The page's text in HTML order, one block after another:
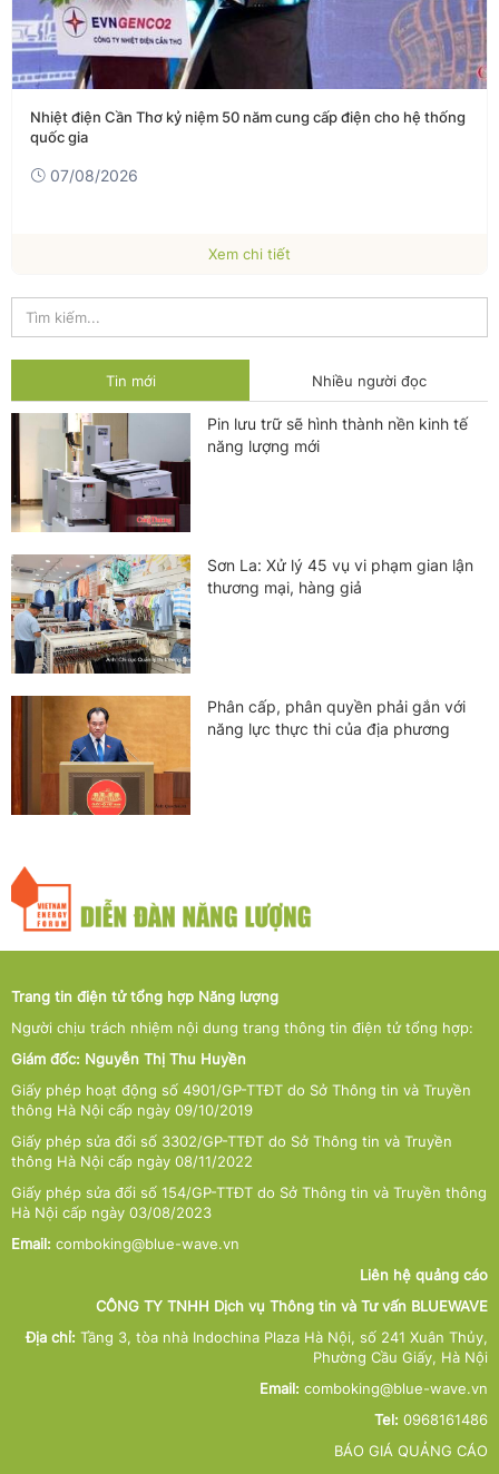
Nhiệt điện Cần Thơ kỷ niệm 50 năm cung cấp điện cho hệ thống
quốc gia
07/08/2026
Xem chi tiết
Tin mới Nhiều người đọc
Pin lưu trữ sẽ hình thành nền kinh tế
năng lượng mới
Sơn La: Xử lý 45 vụ vi phạm gian lận
thương mại, hàng giả
Phân cấp, phân quyền phải gắn với
năng lực thực thi của địa phương
Trang tin điện tử tổng hợp Năng lượng
Người chịu trách nhiệm nội dung trang thông tin điện tử tổng hợp:
Giám đốc: Nguyễn Thị Thu Huyền
Giấy phép hoạt động số 4901/GP-TTĐT do Sở Thông tin và Truyền
thông Hà Nội cấp ngày 09/10/2019
Giấy phép sửa đổi số 3302/GP-TTĐT do Sở Thông tin và Truyền
thông Hà Nội cấp ngày 08/11/2022
Giấy phép sửa đổi số 154/GP-TTĐT do Sở Thông tin và Truyền thông
Hà Nội cấp ngày 03/08/2023
Email: comboking@blue-wave.vn
Liên hệ quảng cáo
CÔNG TY TNHH Dịch vụ Thông tin và Tư vấn BLUEWAVE
Địa chỉ: Tầng 3, tòa nhà Indochina Plaza Hà Nội, số 241 Xuân Thủy,
Phường Cầu Giấy, Hà Nội
Email: comboking@blue-wave.vn
Tel: 0968161486
BÁO GIÁ QUẢNG CÁO